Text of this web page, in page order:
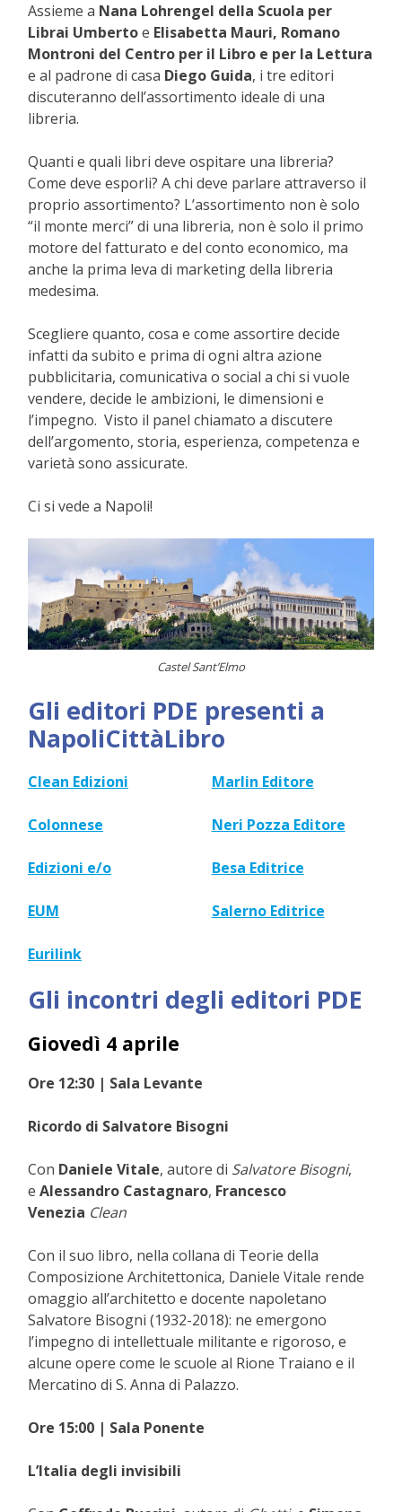
Assieme a Nana Lohrengel della Scuola per
Librai Umbertoe Elisabetta Mauri, Romano
Montroni del Centro per il Libro e per la Lettura
e al padrone di casa Diego Guida, i tre editori
discuteranno dell’assortimento ideale di una
libreria.
Quanti e quali libri deve ospitare una libreria?
Come deve esporli? A chi deve parlare attraverso il
proprio assortimento? L’assortimento non è solo
“il monte merci” di una libreria, non è solo il primo
motore del fatturato e del conto economico, ma
anche la prima leva di marketing della libreria
medesima.
Scegliere quanto, cosa e come assortire decide
infatti da subito e prima di ogni altra azione
pubblicitaria, comunicativa o social a chi si vuole
vendere, decide le ambizioni, le dimensioni e
l’impegno. Visto il panel chiamato a discutere
dell’argomento, storia, esperienza, competenza e
varietà sono assicurate.
Ci si vede a Napoli!
Castel Sant’Elmo
Gli editori PDE presenti a
NapoliCittàLibro
Clean Edizioni
Colonnese
Edizioni e/o
EUM
Eurilink
Marlin Editore
Neri Pozza Editore
Besa Editrice
Salerno Editrice
Gli incontri degli editori PDE
Giovedì 4 aprile
Ore 12:30 | Sala Levante
Ricordo di Salvatore Bisogni
Con Daniele Vitale, autore di Salvatore Bisogni,
e Alessandro Castagnaro, Francesco
Venezia Clean
Con il suo libro, nella collana di Teorie della
Composizione Architettonica, Daniele Vitale rende
omaggio all’architetto e docente napoletano
Salvatore Bisogni (1932-2018): ne emergono
l’impegno di intellettuale militante e rigoroso, e
alcune opere come le scuole al Rione Traiano e il
Mercatino di S. Anna di Palazzo.
Ore 15:00 | Sala Ponente
L’Italia degli invisibili